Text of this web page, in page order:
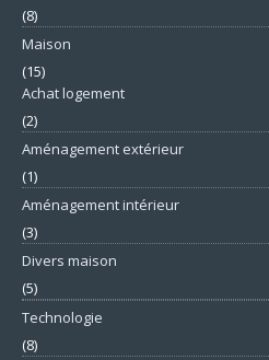
(8)
Maison
(15)
Achat logement
(2)
Aménagement extérieur
(1)
Aménagement intérieur
(3)
Divers maison
(5)
Technologie
(8)